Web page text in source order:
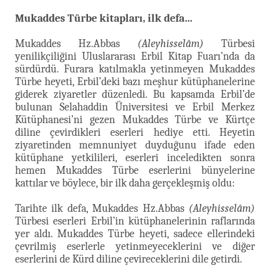
Mukaddes Türbe kitapları, ilk defa…
Mukaddes Hz.Abbas (Aleyhisselâm) Türbesi
yenilikçiliğini Uluslararası Erbil Kitap Fuarı’nda da
sürdürdü. Furara katılmakla yetinmeyen Mukaddes
Türbe heyeti, Erbil’deki bazı meşhur kütüphanelerine
giderek ziyaretler düzenledi. Bu kapsamda Erbil’de
bulunan Selahaddin Üniversitesi ve Erbil Merkez
Kütüphanesi’ni gezen Mukaddes Türbe ve Kürtçe
diline çevirdikleri eserleri hediye etti. Heyetin
ziyaretinden memnuniyet duyduğunu ifade eden
kütüphane yetkilileri, eserleri inceledikten sonra
hemen Mukaddes Türbe eserlerini bünyelerine
kattılar ve böylece, bir ilk daha gerçekleşmiş oldu:
Tarihte ilk defa, Mukaddes Hz.Abbas (Aleyhisselâm)
Türbesi eserleri Erbil’in kütüphanelerinin raflarında
yer aldı. Mukaddes Türbe heyeti, sadece ellerindeki
çevrilmiş eserlerle yetinmeyeceklerini ve diğer
eserlerini de Kürd diline çevireceklerini dile getirdi.